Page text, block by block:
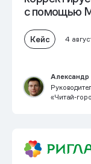
с помощью
Кейс 4
Александр